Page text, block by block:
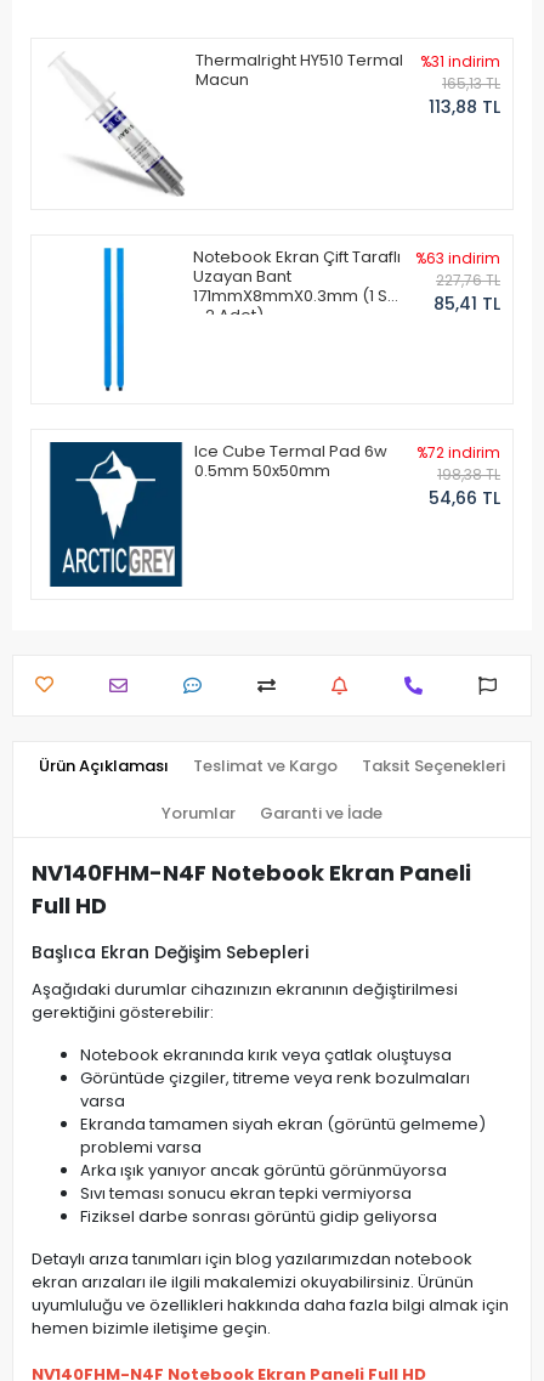
Thermalright HY510 Termal
Macun
%31 indirim
165,13 TL
113,88 TL
Notebook Ekran Çift Taraflı
Uzayan Bant
171mmX8mmX0.3mm (1 Set
- 2 Adet)
%63 indirim
227,76 TL
85,41 TL
Ice Cube Termal Pad 6w
0.5mm 50x50mm
%72 indirim
198,38 TL
54,66 TL
Ürün Açıklaması Teslimat ve Kargo Taksit Seçenekleri
Yorumlar Garanti ve İade
NV140FHM-N4F Notebook Ekran Paneli
Full HD
Başlıca Ekran Değişim Sebepleri
Aşağıdaki durumlar cihazınızın ekranının değiştirilmesi
gerektiğini gösterebilir:
Notebook ekranında kırık veya çatlak oluştuysa
Görüntüde çizgiler, titreme veya renk bozulmaları
varsa
Ekranda tamamen siyah ekran (görüntü gelmeme)
problemi varsa
Arka ışık yanıyor ancak görüntü görünmüyorsa
Sıvı teması sonucu ekran tepki vermiyorsa
Fiziksel darbe sonrası görüntü gidip geliyorsa
Detaylı arıza tanımları için blog yazılarımızdan notebook
ekran arızaları ile ilgili makalemizi okuyabilirsiniz. Ürünün
uyumluluğu ve özellikleri hakkında daha fazla bilgi almak için
hemen bizimle iletişime geçin.
NV140FHM-N4F Notebook Ekran Paneli Full HD